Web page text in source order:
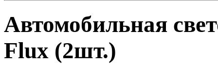
Автомобильная
Flux (2шт.)